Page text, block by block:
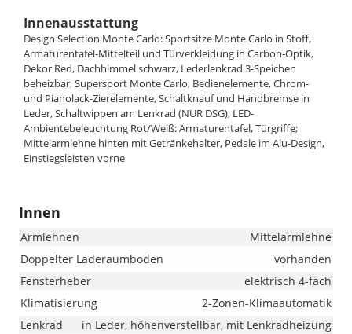
Innenausstattung
Design Selection Monte Carlo: Sportsitze Monte Carlo in Stoff,
Armaturentafel-Mittelteil und Türverkleidung in Carbon-Optik,
Dekor Red, Dachhimmel schwarz, Lederlenkrad 3-Speichen
beheizbar, Supersport Monte Carlo, Bedienelemente, Chrom-
und Pianolack-Zierelemente, Schaltknauf und Handbremse in
Leder, Schaltwippen am Lenkrad (NUR DSG), LED-
Ambientebeleuchtung Rot/Weiß: Armaturentafel, Türgriffe;
Mittelarmlehne hinten mit Getränkehalter, Pedale im Alu-Design,
Einstiegsleisten vorne
Innen
Armlehnen
Mittelarmlehne
Doppelter Laderaumboden
vorhanden
Fensterheber
elektrisch 4-fach
Klimatisierung
2-Zonen-Klimaautomatik
Lenkrad
in Leder, höhenverstellbar, mit Lenkradheizung